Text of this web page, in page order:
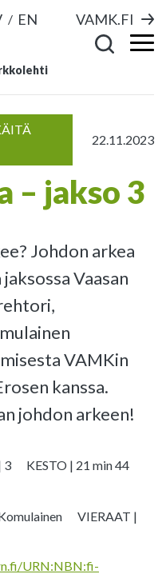
EN VAMK.FI
22.11.2023
– jakso 3
Johdon arkea
Vaasan
VAMKin
kanssa.
johdon arkeen!
3
KESTO | 21 min 44
VIERAAT |
URN:NBN:fi-